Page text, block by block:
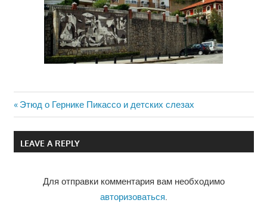
Навигация
по
Previous
Post:
Этюд о Гернике Пикассо и детских слезах
LEAVE A REPLY
Для отправки комментария вам необходимо
авторизоваться